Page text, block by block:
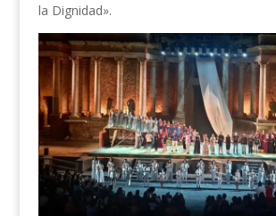
la Dignidad».